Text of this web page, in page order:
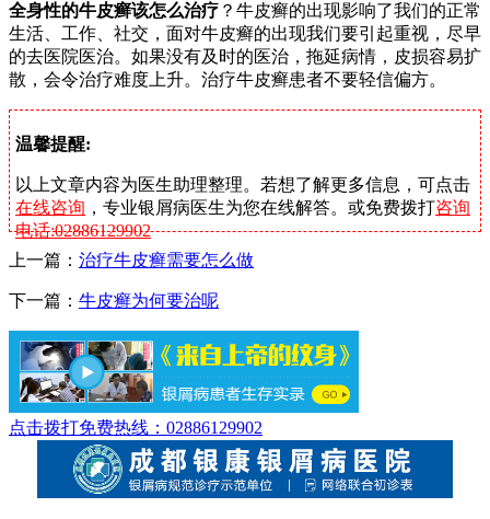
全身性的牛皮癣该怎么治疗 ？牛皮癣的出现影响了我们的正常
生活、工作、社交，面对牛皮癣的出现我们要引起重视，尽早
的去医院医治。如果没有及时的医治，拖延病情，皮损容易扩
散，会令治疗难度上升。治疗牛皮癣患者不要轻信偏方。
温馨提醒:
以上文章内容为医生助理整理。若想了解更多信息，可点击
在线咨询 ，专业银屑病医生为您在线解答。或免费拨打咨询
电话:02886129902
上一篇： 治疗牛皮癣需要怎么做
下一篇： 牛皮癣为何要治呢
点击拨打免费热线：02886129902